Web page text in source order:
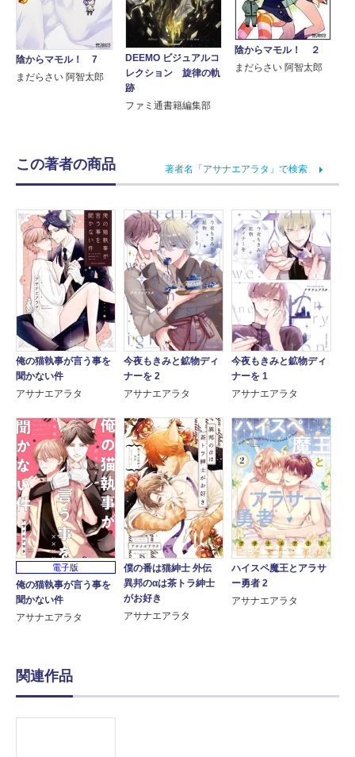
陰からマモル！ 7
まだらさい 阿智太郎
DEEMO ビジュアルコ
レクション 旋律の軌
跡
ファミ通書籍編集部
陰からマモル！ ２
まだらさい 阿智太郎
この著者の商品 著者名「アサナエアラタ」で検索
俺の猫執事が言う事を
聞かない件
アサナエアラタ
今夜もきみと鉱物ディ
ナーを 2
アサナエアラタ
今夜もきみと鉱物ディ
ナーを 1
アサナエアラタ
電子版
俺の猫執事が言う事を
聞かない件
アサナエアラタ
僕の番は猫紳士 外伝
異邦のαは茶トラ紳士
がお好き
アサナエアラタ
ハイスペ魔王とアラサ
ー勇者 2
アサナエアラタ
関連作品